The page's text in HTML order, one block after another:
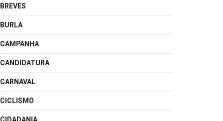
BREVES
BURLA
CAMPANHA
CANDIDATURA
CARNAVAL
CICLISMO